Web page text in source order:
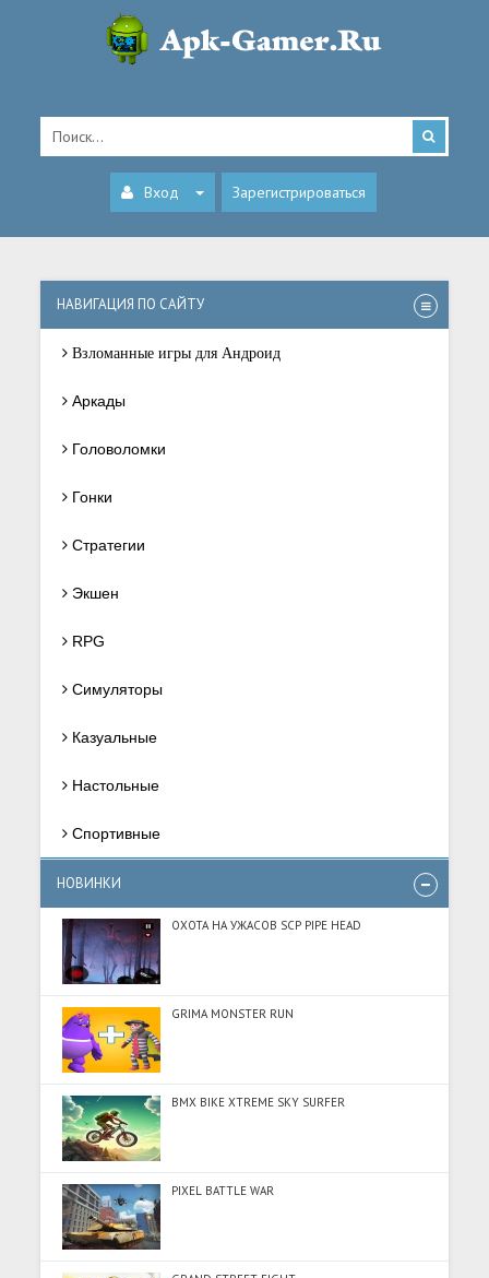
Вход Зарегистрироваться
НАВИГАЦИЯ ПО САЙТУ
Взломанные игры для Андроид
Аркады
Головоломки
Гонки
Стратегии
Экшен
RPG
Симуляторы
Казуальные
Настольные
Спортивные
НОВИНКИ
ОХОТА НА УЖАСОВ SCP PIPE HEAD
GRIMA MONSTER RUN
BMX BIKE XTREME SKY SURFER
PIXEL BATTLE WAR